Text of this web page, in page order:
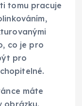
tomu pracuje
co je pro
pro
máte